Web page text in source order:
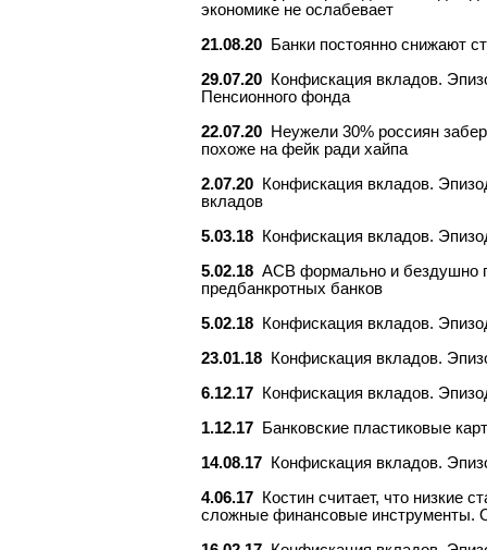
экономике не ослабевает
21.08.20
Банки постоянно снижают
29.07.20
Конфискация вкладов.
Пенсионного фонда
22.07.20
Неужели 30% россиян
похоже на фейк ради хайпа
2.07.20
Конфискация вкладов.
вкладов
5.03.18
Конфискация вкладов.
5.02.18 АСВ формально и бездушно
предбанкротных банков
5.02.18
Конфискация вкладов.
23.01.18
Конфискация вкладов.
6.12.17
Конфискация вкладов.
1.12.17
Банковские пластиковые
14.08.17
Конфискация вкладов.
4.06.17
Костин считает, что низкие
сложные финансовые инструменты.